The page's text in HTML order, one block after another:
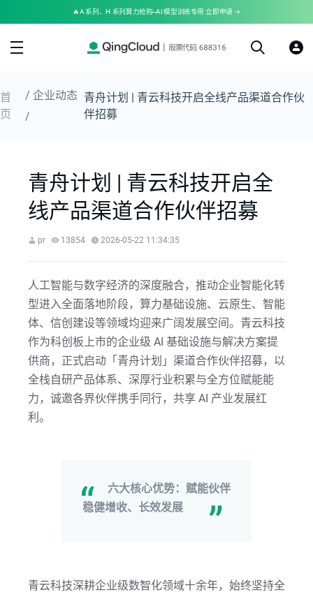
🔥A 系列、H 系列算力抢购--AI 模型训练专用 立即申请 →
首
页
/ 企业动态
/
青舟计划 | 青云科技开启全线产品渠道合作伙
伴招募
青舟计划 | 青云科技开启全
线产品渠道合作伙伴招募
pr 13854 2026-05-22 11:34:35
人工智能与数字经济的深度融合，推动企业智能化转
型进入全面落地阶段，算力基础设施、云原生、智能
体、信创建设等领域均迎来广阔发展空间。青云科技
作为科创板上市的企业级 AI 基础设施与解决方案提
供商，正式启动「青舟计划」渠道合作伙伴招募，以
全栈自研产品体系、深厚行业积累与全方位赋能能
力，诚邀各界伙伴携手同行，共享 AI 产业发展红
利。
六大核心优势：赋能伙伴
稳健增收、长效发展
青云科技深耕企业级数智化领域十余年，始终坚持全